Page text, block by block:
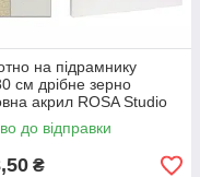
на підрамнику
см дрібне зерно
акрил ROSA Studio
до відправки
₴